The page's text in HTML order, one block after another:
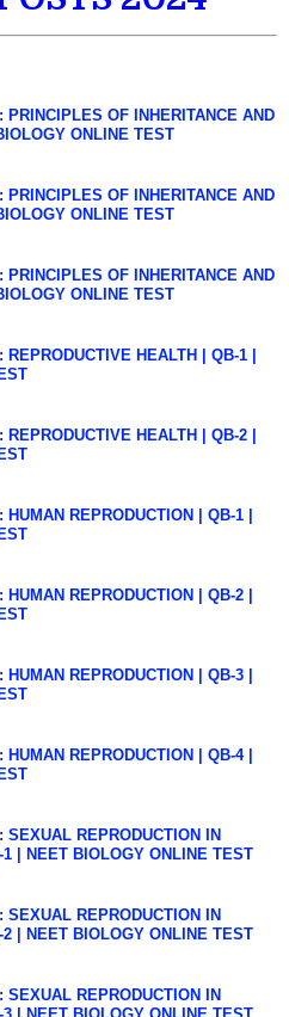
OF INHERITANCE AND
ONLINE TEST
OF INHERITANCE AND
ONLINE TEST
OF INHERITANCE AND
ONLINE TEST
HEALTH | QB-1 |
HEALTH | QB-2 |
REPRODUCTION | QB-1 |
REPRODUCTION | QB-2 |
REPRODUCTION | QB-3 |
REPRODUCTION | QB-4 |
REPRODUCTION IN
| NEET BIOLOGY ONLINE TEST
REPRODUCTION IN
| NEET BIOLOGY ONLINE TEST
REPRODUCTION IN